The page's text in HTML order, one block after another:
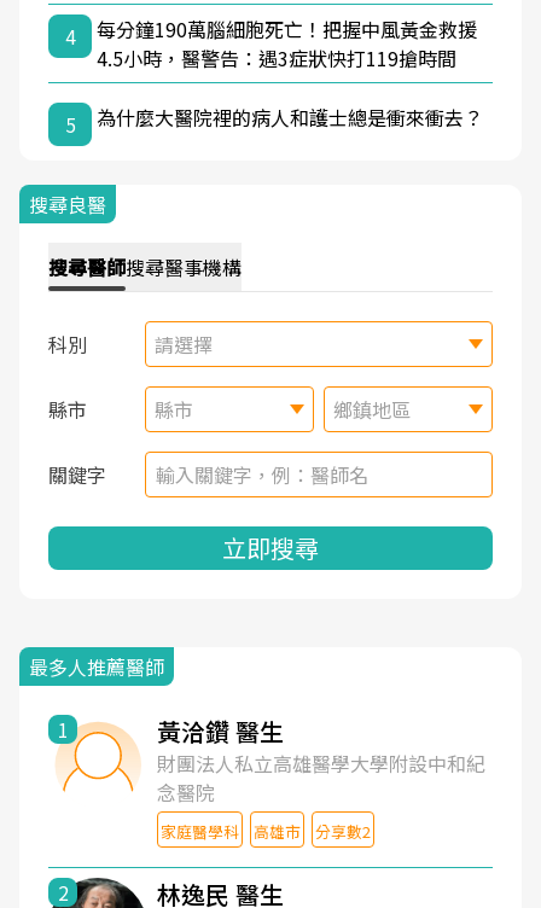
4
每分鐘190萬腦細胞死亡！把握中風黃金救援
4.5小時，醫警告：遇3症狀快打119搶時間
5 為什麼大醫院裡的病人和護士總是衝來衝去？
搜尋良醫
搜尋醫師搜尋醫事機構
科別 請選擇
縣市 縣市 鄉鎮地區
關鍵字
立即搜尋
最多人推薦醫師
1 黃洽鑽 醫生
財團法人私立高雄醫學大學附設中和紀
念醫院
家庭醫學科 高雄市 分享數2
2 林逸民 醫生